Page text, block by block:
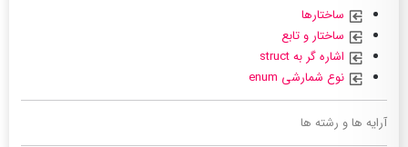
ساختارها
ساختار و تابع
اشاره گر به struct
نوع شمارشی enum
آرایه ها و رشته ها